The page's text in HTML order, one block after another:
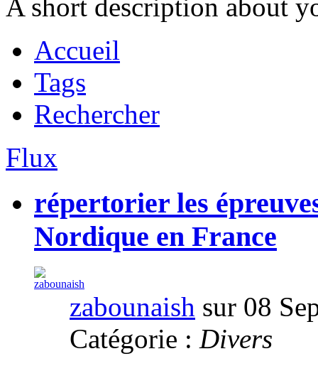
A short description about
Accueil
Tags
Rechercher
Flux
répertorier les
Nordique en France
zabounaish sur 08
Catégorie : Divers